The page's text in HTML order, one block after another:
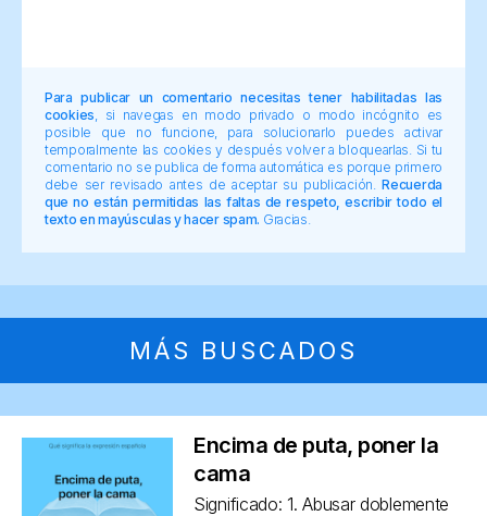
Para publicar un comentario necesitas tener habilitadas las
cookies , si navegas en modo privado o modo incógnito es
posible que no funcione, para solucionarlo puedes activar
temporalmente las cookies y después volver a bloquearlas. Si tu
comentario no se publica de forma automática es porque primero
debe ser revisado antes de aceptar su publicación.Recuerda
que no están permitidas las faltas de respeto, escribir todo el
texto en mayúsculas y hacer spam. Gracias.
MÁS BUSCADOS
Encima de puta, poner la
cama
Significado: 1. Abusar doblemente